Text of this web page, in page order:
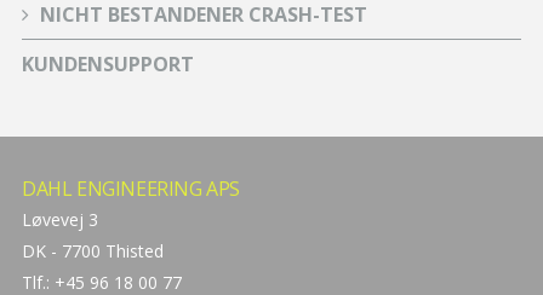
NICHT BESTANDENER CRASH-TEST
KUNDENSUPPORT
DAHL ENGINEERING APS
Løvevej 3
DK - 7700 Thisted
Tlf.: +45 96 18 00 77